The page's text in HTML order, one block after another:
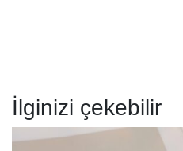
İlginizi çekebilir